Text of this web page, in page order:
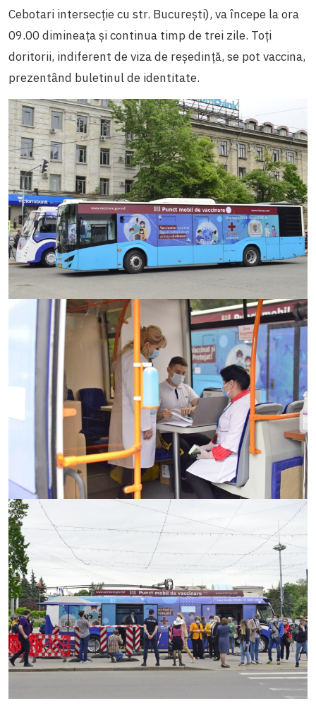
Cebotari intersecție cu str. București), va începe la ora
09.00 dimineața și continua timp de trei zile. Toți
doritorii, indiferent de viza de reședință, se pot vaccina,
prezentând buletinul de identitate.